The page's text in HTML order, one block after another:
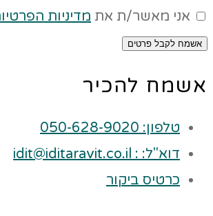
אני מאשר/ת את מדיניות
אשמח לקבל פרטים
אשמח להכיר
טלפון: 050-628-9020
דוא"ל: : idit@iditaravit.co.il
כרטיס ביקור